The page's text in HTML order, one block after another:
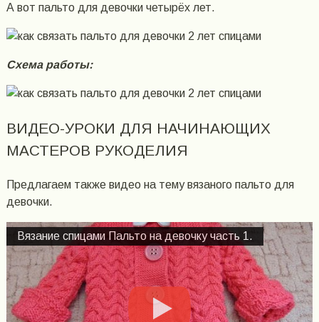
А вот пальто для девочки четырёх лет.
Схема работы:
ВИДЕО-УРОКИ ДЛЯ НАЧИНАЮЩИХ
МАСТЕРОВ РУКОДЕЛИЯ
Предлагаем также видео на тему вязаного пальто для
девочки.
Вязание спицами Пальто на девочку часть 1.